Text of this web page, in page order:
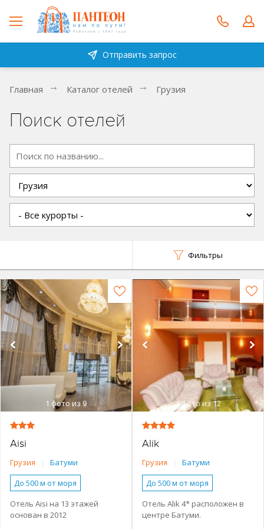
Отправить запрос
Главная Каталог отелей Грузия
Поиск отелей
Фильтры
1 фото из 9
Aisi
Грузия
Батуми
До 500 м от моря
Наличие туристической
инфраструктуры рядом
Отель Aisi на 13 этажей
основан в 2012
1фото из 12
Alik
Грузия
Батуми
До 500 м от моря
Наличие туристической
инфраструктуры рядом
Отель Alik 4* расположен в
центре Батуми.